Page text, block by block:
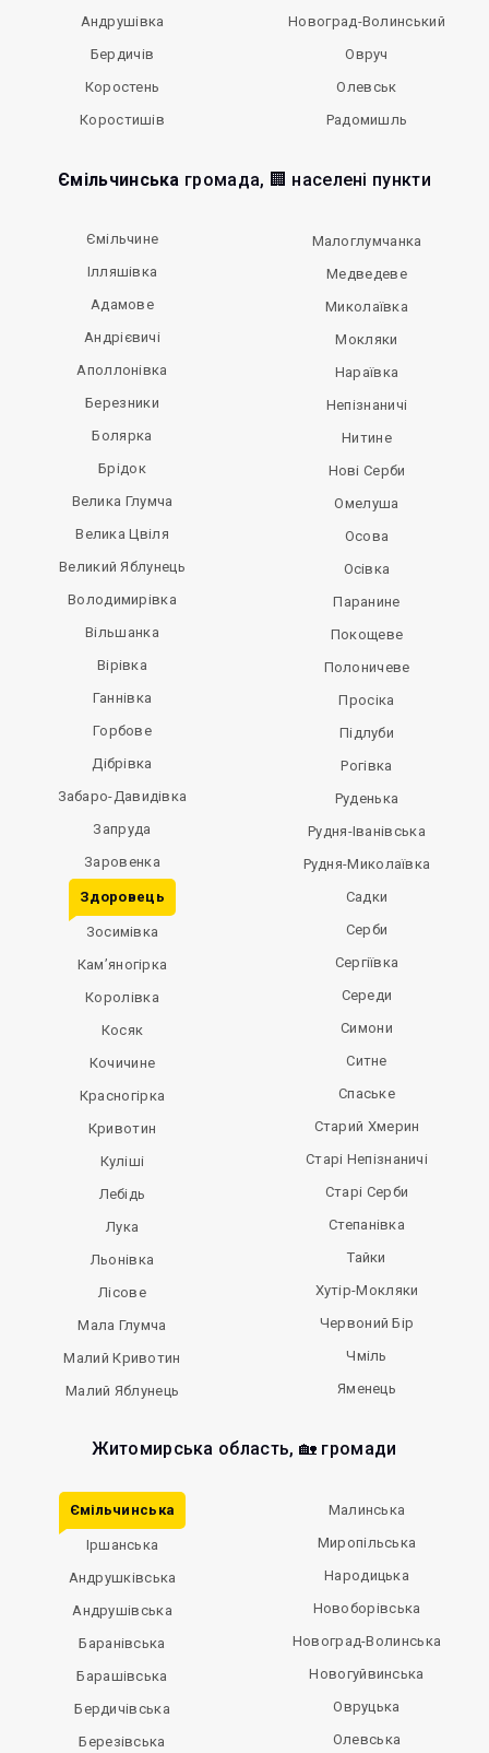
Андрушівка
Бердичів
Коростень
Коростишів
Новоград-Волинський
Овруч
Олевськ
Радомишль
Ємільчинська громада, 🏢 населені пункти
Ємільчине
Ілляшівка
Адамове
Андрієвичі
Аполлонівка
Березники
Болярка
Брідок
Велика Глумча
Велика Цвіля
Великий Яблунець
Володимирівка
Вільшанка
Вірівка
Ганнівка
Горбове
Дібрівка
Забаро-Давидівка
Запруда
Заровенка
Здоровець
Зосимівка
Кам’яногірка
Королівка
Косяк
Кочичине
Красногірка
Кривотин
Куліші
Лебідь
Лука
Льонівка
Лісове
Мала Глумча
Малий Кривотин
Малий Яблунець
Малоглумчанка
Медведеве
Миколаївка
Мокляки
Нараївка
Непізнаничі
Нитине
Нові Серби
Омелуша
Осова
Осівка
Паранине
Покощеве
Полоничеве
Просіка
Підлуби
Рогівка
Руденька
Рудня-Іванівська
Рудня-Миколаївка
Садки
Серби
Сергіївка
Середи
Симони
Ситне
Спаське
Старий Хмерин
Старі Непізнаничі
Старі Серби
Степанівка
Тайки
Хутір-Мокляки
Червоний Бір
Чміль
Яменець
Житомирська область, 🏡 громади
Ємільчинська
Іршанська
Андрушківська
Андрушівська
Баранівська
Барашівська
Бердичівська
Березівська
Малинська
Миропільська
Народицька
Новоборівська
Новоград-Волинська
Новогуйвинська
Овруцька
Олевська